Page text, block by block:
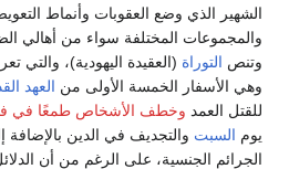
الشهير الذي وضع العقوبات وأنماط
والمجموعات المختلفة سواء من أهالي
وتنص التوراة (العقيدة اليهودية)، والتي
وهي الأسفار الخمسة الأولى من العهد
للقتل العمد وخطف الأشخاص طمعًا في
يوم السبت والتجديف في الدين
الجرائم الجنسية، على الرغم من أن